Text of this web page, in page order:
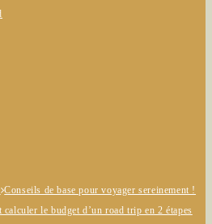
Conseils de base pour voyager sereinement !
calculer le budget d’un road trip en 2 étapes